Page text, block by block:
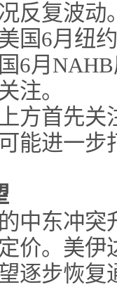
反复波动
国6月纽
6月
注。
方首先关
能进一步
中东冲
价。美
逐步恢